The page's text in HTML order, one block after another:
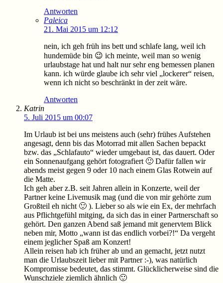
Antworten
Paleica
21. Mai 2015 um 12:12
nein, ich geh früh ins bett und schlafe lang, weil ich
hundemüde bin 😉 ich meinte, weil man so wenig
urlaubstage hat und halt nur sehr eng bemessen planen
kann. ich würde glaube ich sehr viel „lockerer“ reisen,
wenn ich nicht so beschränkt in der zeit wäre.
Antworten
Katrin
5. Juli 2015 um 00:07
Im Urlaub ist bei uns meistens auch (sehr) frühes Aufstehen
angesagt, denn bis das Motorrad mit allen Sachen bepackt
bzw. das „Schlafauto“ wieder umgebaut ist, das dauert. Oder
ein Sonnenaufgang gehört fotografiert 🙂 Dafür fallen wir
abends meist gegen 9 oder 10 nach einem Glas Rotwein auf
die Matte.
Ich geh aber z.B. seit Jahren allein in Konzerte, weil der
Partner keine Livemusik mag (und die von mir gehörte zum
Großteil eh nicht 🙂 ). Lieber so als wie ein Ex, der mehrfach
aus Pflichtgefühl mitging, da sich das in einer Partnerschaft so
gehört. Den ganzen Abend saß jemand mit genervtem Blick
neben mir, Motto „wann ist das endlich vorbei?!“ Da vergeht
einem jeglicher Spaß am Konzert!
Allein reisen hab ich früher ab und an gemacht, jetzt nutzt
man die Urlaubszeit lieber mit Partner :-), was natürlich
Kompromisse bedeutet, das stimmt. Glücklicherweise sind die
Wunschziele ziemlich ähnlich 🙂